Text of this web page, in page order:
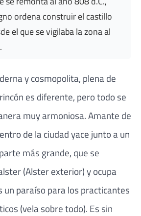
ordena construir el castillo
el que se vigilaba la zona al
y cosmopolita, plena de
es diferente, pero todo se
muy armoniosa. Amante de
de la ciudad yace junto a un
más grande, que se
(Alster exterior) y ocupa
un paraíso para los practicantes
(vela sobre todo). Es sin